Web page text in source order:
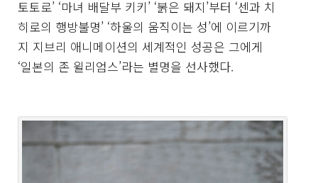
토토로’ ‘마녀 배달부 키키’ ‘붉은 돼지’부터 ‘센과 치
히로의 행방불명’ ‘하울의 움직이는 성’에 이르기까
지 지브리 애니메이션의 세계적인 성공은 그에게
‘일본의 존 윌리엄스’라는 별명을 선사했다.